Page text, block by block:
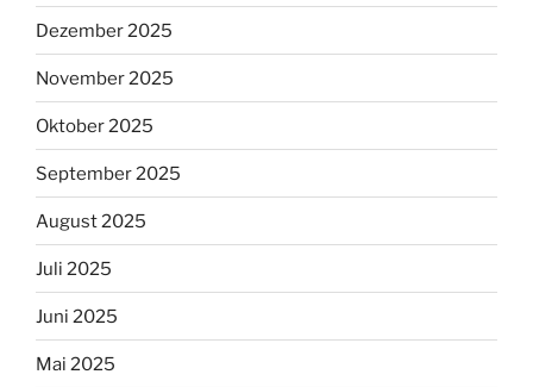
Dezember 2025
November 2025
Oktober 2025
September 2025
August 2025
Juli 2025
Juni 2025
Mai 2025